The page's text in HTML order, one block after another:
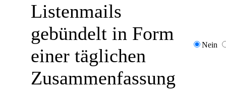
Listenmails
gebündelt in Form
einer täglichen
Zusammenfassung
Nein